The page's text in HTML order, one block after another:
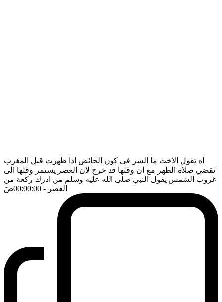
اه تقول الاخت ما السر في كون الحائض اذا طهرت قبل المغرب
تقضي صلاة الظهر مع ان وقتها قد خرج لان العصر يستمر وقتها الى
غروب الشمس يقول النبي صلى الله عليه وسلم من ادرك ركعة من
العصر - 00:00:00 ضَ